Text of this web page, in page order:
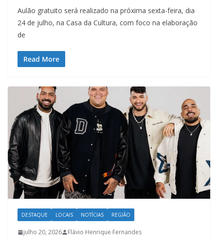
Aulão gratuito será realizado na próxima sexta-feira, dia
24 de julho, na Casa da Cultura, com foco na elaboração
de
Read More
DESTAQUE LOCAIS NOTÍCIAS REGIÃO
julho 20, 2026 Flávio Henrique Fernandes